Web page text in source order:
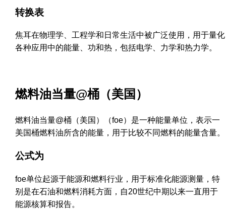
转换表
焦耳在物理学、工程学和日常生活中被广泛使用，用于量化
各种应用中的能量、功和热，包括电学、力学和热力学。
燃料油当量@桶（美国）
燃料油当量@桶（美国）（foe）是一种能量单位，表示一
美国桶燃料油所含的能量，用于比较不同燃料的能量含量。
公式为
foe单位起源于能源和燃料行业，用于标准化能源测量，特
别是在石油和燃料消耗方面，自20世纪中期以来一直用于
能源核算和报告。